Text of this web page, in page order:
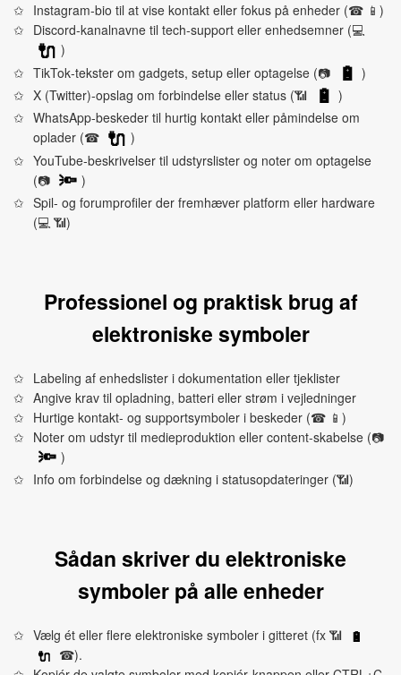
Instagram‑bio til at vise kontakt eller fokus på enheder (☎ 📱)
Discord‑kanalnavne til tech‑support eller enhedsemner (💻
🔌 )
TikTok‑tekster om gadgets, setup eller optagelse (📷
🔋 )
X (Twitter)‑opslag om forbindelse eller status (📶
🔋 )
WhatsApp‑beskeder til hurtig kontakt eller påmindelse om
oplader (☎ 🔌 )
YouTube‑beskrivelser til udstyrslister og noter om optagelse
(📷 🔦 )
Spil- og forumprofiler der fremhæver platform eller hardware
(💻 📶)
Professionel og praktisk brug af
elektroniske symboler
Labeling af enhedslister i dokumentation eller tjeklister
Angive krav til opladning, batteri eller strøm i vejledninger
Hurtige kontakt- og supportsymboler i beskeder (☎ 📱)
Noter om udstyr til medieproduktion eller content‑skabelse (📷
🔦 )
Info om forbindelse og dækning i statusopdateringer (📶)
Sådan skriver du elektroniske
symboler på alle enheder
Vælg ét eller flere elektroniske symboler i gitteret (fx 📶
🔋
🔌
☎).